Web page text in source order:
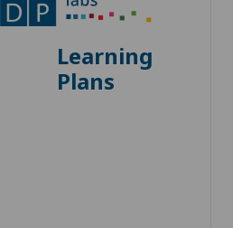
Learning
Plans